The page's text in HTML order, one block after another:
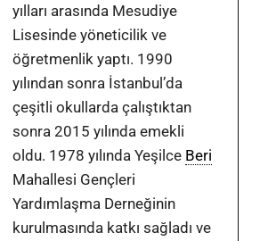
yılları arasında Mesudiye
Lisesinde yöneticilik ve
öğretmenlik yaptı. 1990
yılından sonra İstanbul’da
çeşitli okullarda çalıştıktan
sonra 2015 yılında emekli
oldu. 1978 yılında Yeşilce Beri
Mahallesi Gençleri
Yardımlaşma Derneğinin
kurulmasında katkı sağladı ve